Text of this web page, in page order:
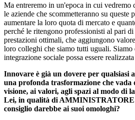
Ma entreremo in un'epoca in cui vedremo
le aziende che scommetteranno su queste
aumentare la loro quota di mercato e
perché le ritengono professionisti al pari
prestazioni ottimali, che aggiungono
loro colleghi che siamo tutti uguali. Siamo
integrazione sociale possa essere
Innovare è già un dovere per qualsiasi
una profonda trasformazione che vada
visione, ai valori, agli spazi al modo di
Lei, in qualità di
consiglio darebbe ai suoi omologhi?